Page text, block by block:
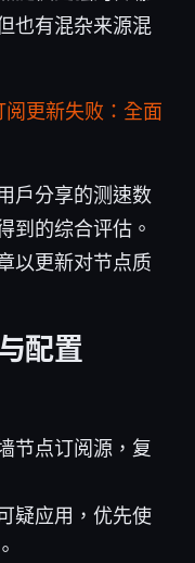
也有混杂来源混
阅更新失败：全面
户分享的测速数
到的综合评估。
以更新对节点质
配置
节点订阅源，复
疑应用，优先使